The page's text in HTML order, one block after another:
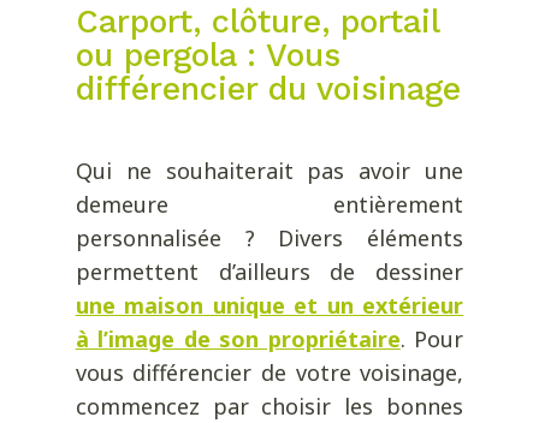
Carport, clôture, portail
ou pergola : Vous
différencier du voisinage
Qui ne souhaiterait pas avoir une
demeure entièrement
personnalisée ? Divers éléments
permettent d’ailleurs de dessiner
une maison unique et un extérieur
à l’image de son propriétaire. Pour
vous différencier de votre voisinage,
commencez par choisir les bonnes